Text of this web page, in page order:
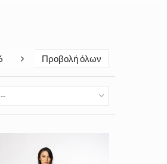
Προβολή όλων
--